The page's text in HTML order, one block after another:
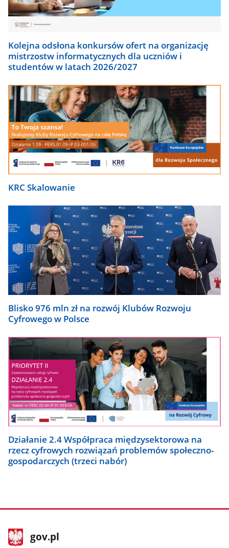
Kolejna odsłona konkursów ofert na organizację
mistrzostw informatycznych dla uczniów i
studentów w latach 2026/2027
KRC Skalowanie
Blisko 976 mln zł na rozwój Klubów Rozwoju
Cyfrowego w Polsce
Działanie 2.4 Współpraca międzysektorowa na
rzecz cyfrowych rozwiązań problemów społeczno-
gospodarczych (trzeci nabór)
stopka
gov.plStrona
gov.pl